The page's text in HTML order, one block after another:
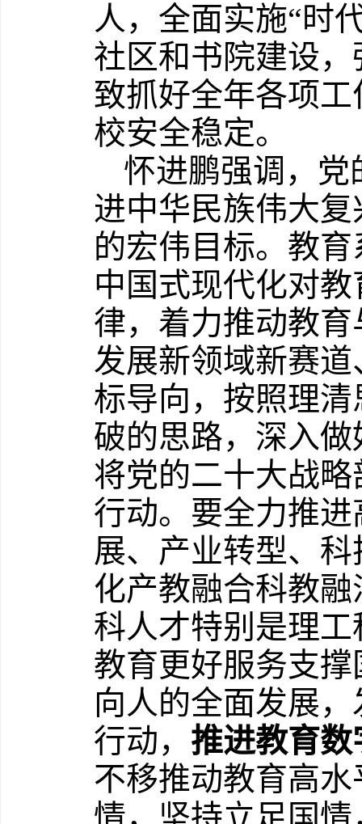
人，全面实施“时
社区和书院建设
致抓好全年各项
校安全稳定。
怀进鹏强调，
进中华民族伟大复
的宏伟目标。教
中国式现代化对
律，着力推动教
发展新领域新赛
标导向，按照理
破的思路，深入
将党的二十大战
行动。要全力推
展、产业转型、
化产教融合科教
科人才特别是理
教育更好服务支
向人的全面发展
行动， 推进教育
不移推动教育高